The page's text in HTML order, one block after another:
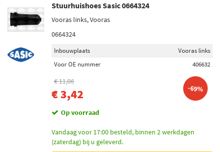
Stuurhuishoes Sasic 0664324
Vooras links, Vooras
0664324
Inbouwplaats
Vooras links
Voor OE nummer
406632
€ 11,06
€ 3,42 -69%
Op voorraad
Vandaag voor 17:00 besteld, binnen 2 werkdagen
(zaterdag) bij u geleverd.